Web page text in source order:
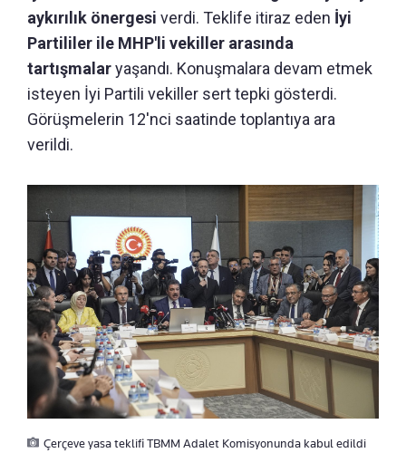
aykırılık önergesi verdi. Teklife itiraz eden İyi
Partililer ile MHP'li vekiller arasında
tartışmalaryaşandı. Konuşmalara devam etmek
isteyen İyi Partili vekiller sert tepki gösterdi.
Görüşmelerin 12'nci saatinde toplantıya ara
verildi.
Çerçeve yasa teklifi TBMM Adalet Komisyonunda kabul edildi